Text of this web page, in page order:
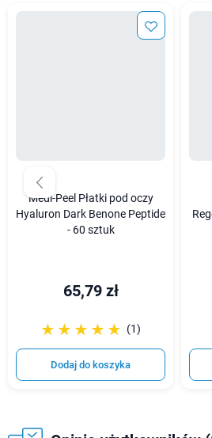
Medi-Peel Płatki pod oczy
Hyaluron Dark Benone Peptide
- 60 sztuk
65,79 zł
☆☆☆☆☆
★★★★★ (1)
Dodaj do koszyka